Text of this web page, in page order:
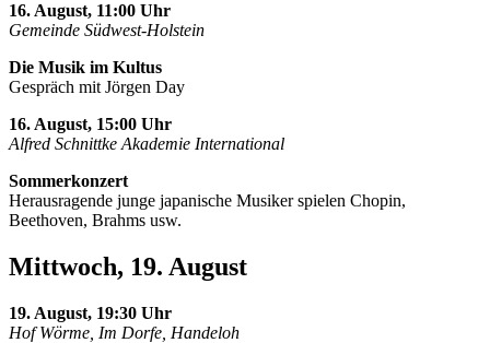
16. August, 11:00 Uhr
Gemeinde Südwest-Holstein
Die Musik im Kultus
Gespräch mit Jörgen Day
16. August, 15:00 Uhr
Alfred Schnittke Akademie International
Sommerkonzert
Herausragende junge japanische Musiker spielen Chopin,
Beethoven, Brahms usw.
Mittwoch, 19. August
19. August, 19:30 Uhr
Hof Wörme, Im Dorfe, Handeloh